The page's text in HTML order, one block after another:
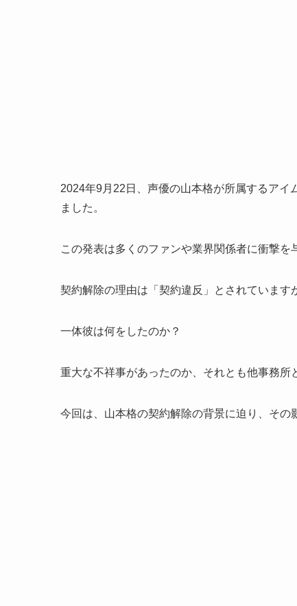
2024年9月22日、声優の山本格が所属するア
ました。
この発表は多くのファンや業界関係者に衝撃を
契約解除の理由は「契約違反」とされています
一体彼は何をしたのか？
重大な不祥事があったのか、それとも他事務所
今回は、山本格の契約解除の背景に迫り、その